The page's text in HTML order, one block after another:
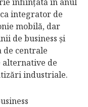
integrator de
mobilă, dar
de business şi
de centrale
alternative de
industriale.